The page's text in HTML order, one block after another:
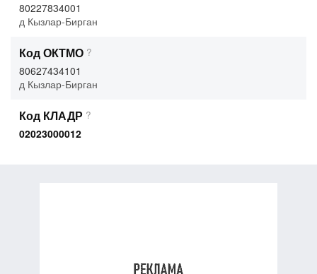
80227834001
д Кызлар-Бирган
Код ОКТМО ?
80627434101
д Кызлар-Бирган
Код КЛАДР ?
02023000012